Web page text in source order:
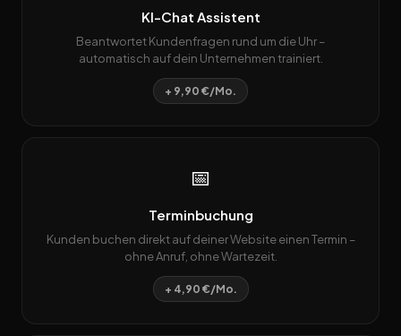
KI-Chat Assistent
Beantwortet Kundenfragen rund um die Uhr –
automatisch auf dein Unternehmen trainiert.
+ 9,90 €/Mo.
📅
Terminbuchung
Kunden buchen direkt auf deiner Website einen Termin –
ohne Anruf, ohne Wartezeit.
+ 4,90 €/Mo.